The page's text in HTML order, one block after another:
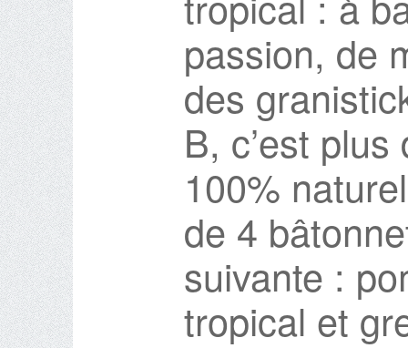
passion, de
des
B, c’est
100%
de 4
suivante :
tropical et